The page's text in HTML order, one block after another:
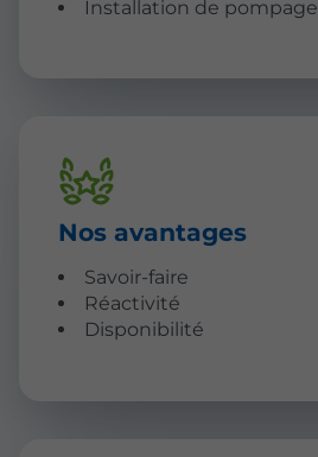
Installation de pompage
Nos avantages
Savoir-faire
Réactivité
Disponibilité